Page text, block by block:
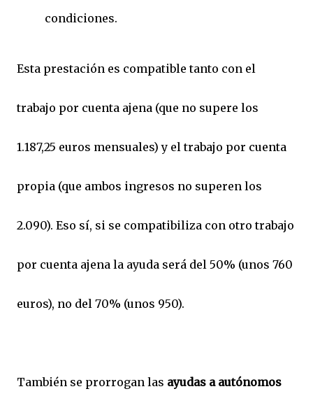
condiciones.
Esta prestación es compatible tanto con el
trabajo por cuenta ajena (que no supere los
1.187,25 euros mensuales) y el trabajo por cuenta
propia (que ambos ingresos no superen los
2.090). Eso sí, si se compatibiliza con otro trabajo
por cuenta ajena la ayuda será del 50% (unos 760
euros), no del 70% (unos 950).
También se prorrogan las ayudas a autónomos